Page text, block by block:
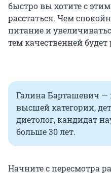
быстро вы хотите с
расстаться. Чем
питание и
тем качественней будет
Галина Барташевич —
высшей категории,
диетолог, кандидат
больше 30 лет.
Начните с пересмотра